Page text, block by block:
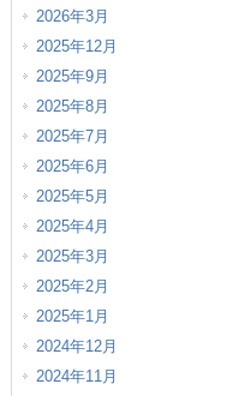
2026年3月
2025年12月
2025年9月
2025年8月
2025年7月
2025年6月
2025年5月
2025年4月
2025年3月
2025年2月
2025年1月
2024年12月
2024年11月